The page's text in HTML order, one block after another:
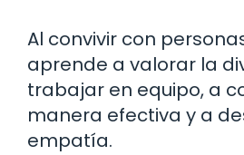
Al convivir con
aprende a valorar la
trabajar en equipo, a
manera efectiva y a
empatía.